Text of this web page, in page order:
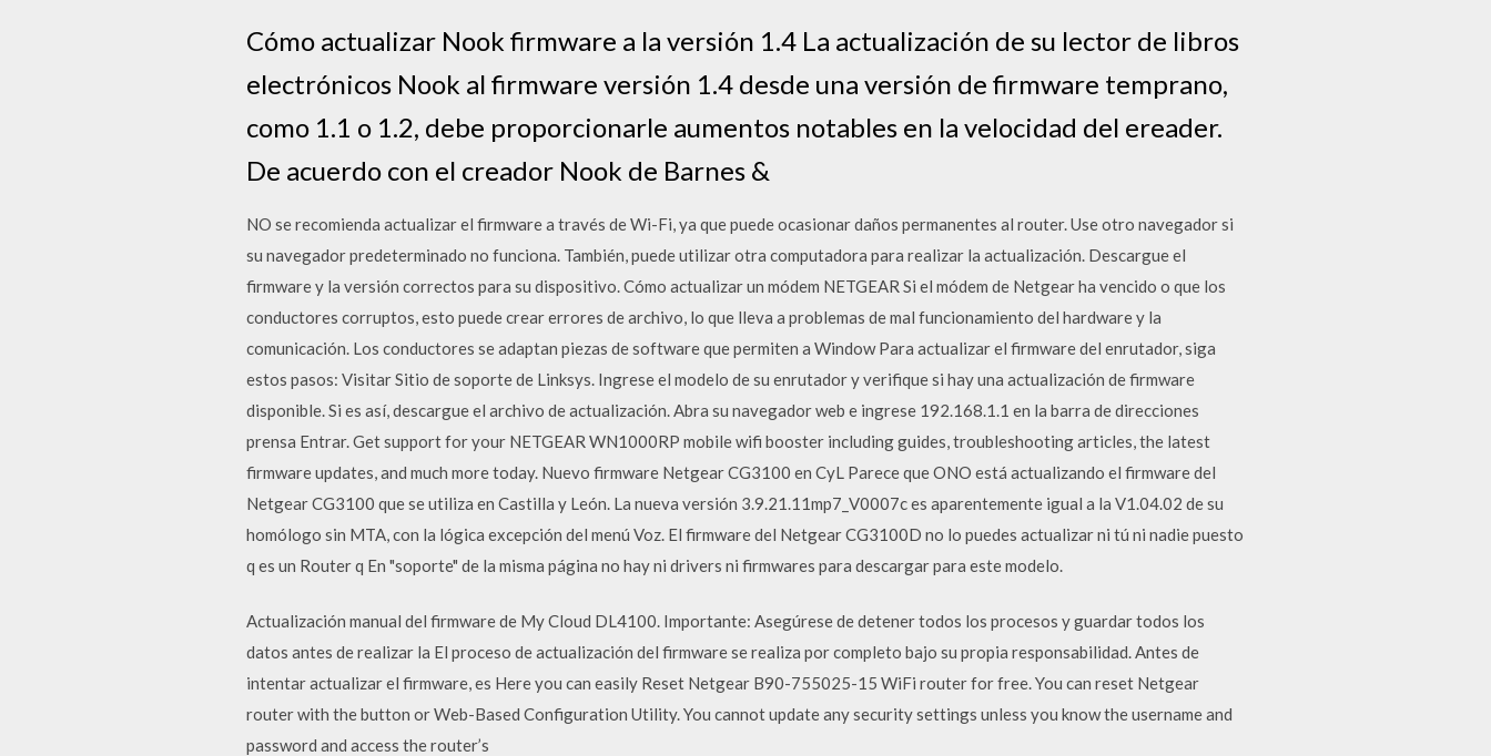
Cómo actualizar Nook firmware a la versión 1.4 La actualización de su lector de libros
electrónicos Nook al firmware versión 1.4 desde una versión de firmware temprano,
como 1.1 o 1.2, debe proporcionarle aumentos notables en la velocidad del ereader.
De acuerdo con el creador Nook de Barnes &
NO se recomienda actualizar el firmware a través de Wi-Fi, ya que puede ocasionar daños permanentes al router. Use otro navegador si
su navegador predeterminado no funciona. También, puede utilizar otra computadora para realizar la actualización. Descargue el
firmware y la versión correctos para su dispositivo. Cómo actualizar un módem NETGEAR Si el módem de Netgear ha vencido o que los
conductores corruptos, esto puede crear errores de archivo, lo que lleva a problemas de mal funcionamiento del hardware y la
comunicación. Los conductores se adaptan piezas de software que permiten a Window Para actualizar el firmware del enrutador, siga
estos pasos: Visitar Sitio de soporte de Linksys. Ingrese el modelo de su enrutador y verifique si hay una actualización de firmware
disponible. Si es así, descargue el archivo de actualización. Abra su navegador web e ingrese 192.168.1.1 en la barra de direcciones
prensa Entrar. Get support for your NETGEAR WN1000RP mobile wifi booster including guides, troubleshooting articles, the latest
firmware updates, and much more today. Nuevo firmware Netgear CG3100 en CyL Parece que ONO está actualizando el firmware del
Netgear CG3100 que se utiliza en Castilla y León. La nueva versión 3.9.21.11mp7_V0007c es aparentemente igual a la V1.04.02 de su
homólogo sin MTA, con la lógica excepción del menú Voz. El firmware del Netgear CG3100D no lo puedes actualizar ni tú ni nadie puesto
q es un Router q En "soporte" de la misma página no hay ni drivers ni firmwares para descargar para este modelo.
Actualización manual del firmware de My Cloud DL4100. Importante: Asegúrese de detener todos los procesos y guardar todos los
datos antes de realizar la El proceso de actualización del firmware se realiza por completo bajo su propia responsabilidad. Antes de
intentar actualizar el firmware, es Here you can easily Reset Netgear B90-755025-15 WiFi router for free. You can reset Netgear
router with the button or Web-Based Configuration Utility. You cannot update any security settings unless you know the username and
password and access the router’s